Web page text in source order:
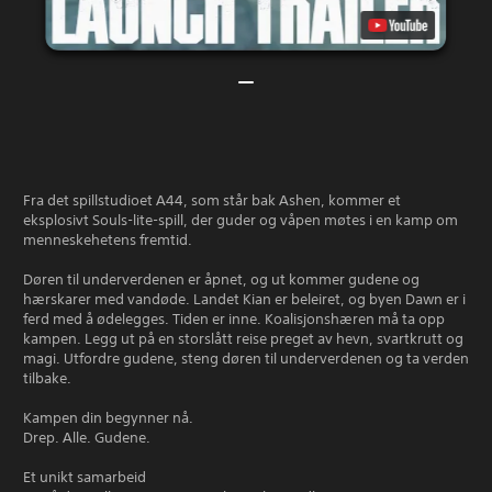
Fra det spillstudioet A44, som står bak Ashen, kommer et
eksplosivt Souls-lite-spill, der guder og våpen møtes i en kamp om
menneskehetens fremtid.
Døren til underverdenen er åpnet, og ut kommer gudene og
hærskarer med vandøde. Landet Kian er beleiret, og byen Dawn er i
ferd med å ødelegges. Tiden er inne. Koalisjonshæren må ta opp
kampen. Legg ut på en storslått reise preget av hevn, svartkrutt og
magi. Utfordre gudene, steng døren til underverdenen og ta verden
tilbake.
Kampen din begynner nå.
Drep. Alle. Gudene.
Et unikt samarbeid